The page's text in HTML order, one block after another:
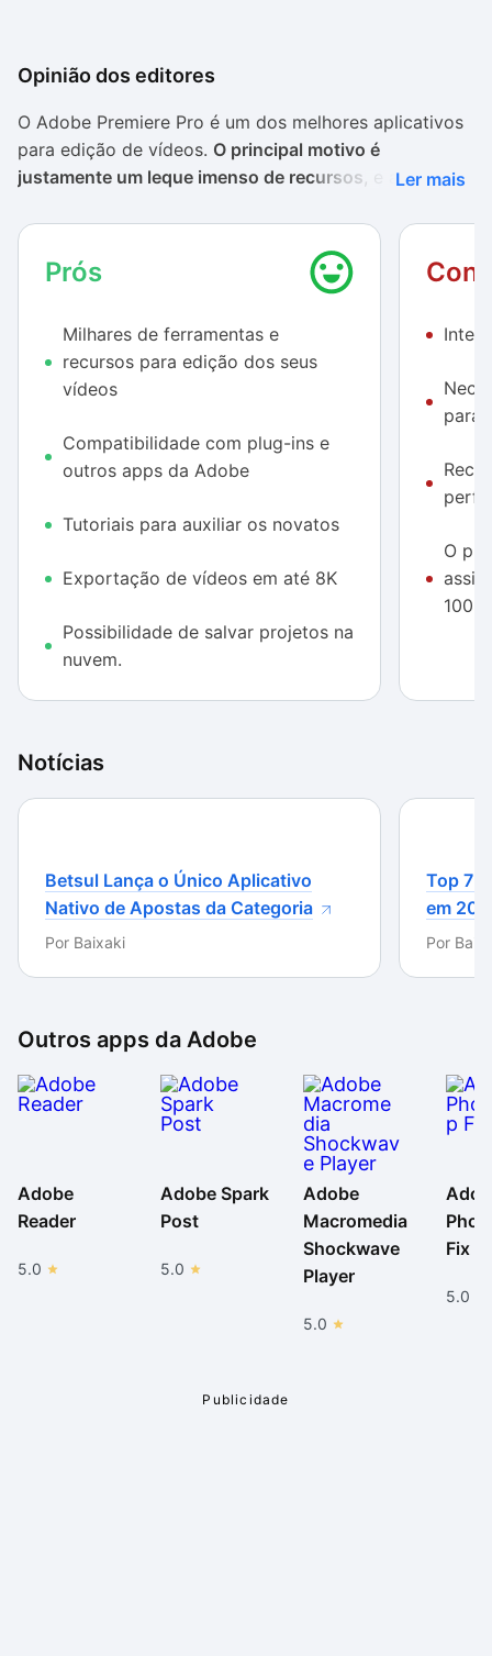
Opinião dos editores
O Adobe Premiere Pro é um dos melhores aplicativos
para edição de vídeos. O principal motivo é
justamente um leque imenso de recursos, e a
outros softwares da Adobe, como Media Encoder e
After Effects. E hoje, com o avanço da tecnologia,
possível até mesmo criar e exportar vídeos em
O programa não conta com uma versão gratuita,
sendo necessário assinar um plano de cerca de R$
104 por mês. Além disso, mesmo em PCs robustos, ele
pode apresentar problemas de performance, travando
em edições de vídeos aleatórios ou não exportando
Ler mais
Prós
Milhares de ferramentas e
recursos para edição dos seus
vídeos
Compatibilidade com plug-ins e
outros apps da Adobe
Tutoriais para auxiliar os novatos
Exportação de vídeos em até 8K
Possibilidade de salvar projetos na
nuvem.
para
O
100.
Notícias
Betsul Lança o Único Aplicativo
Nativo de Apostas da Categoria
Por Baixaki
Top 7
em
Por
Outros apps da Adobe
Adobe
Reader
5.0
Adobe Spark
Post
5.0
Adobe
Macromedia
Shockwave
Player
5.0
Fix
5.0